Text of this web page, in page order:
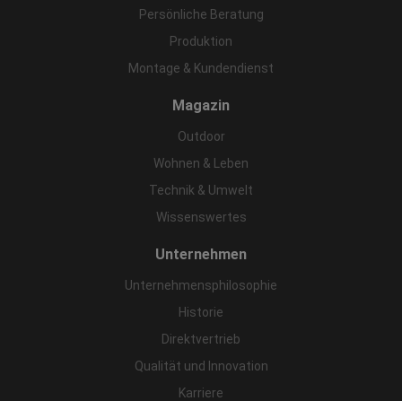
Persönliche Beratung
Produktion
Montage & Kundendienst
Magazin
Outdoor
Wohnen & Leben
Technik & Umwelt
Wissenswertes
Unternehmen
Unternehmensphilosophie
Historie
Direktvertrieb
Qualität und Innovation
Karriere